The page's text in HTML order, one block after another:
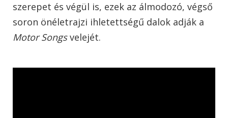
szerepet és végül is, ezek az álmodozó, végső
soron önéletrajzi ihletettségű dalok adják a
Motor Songsvelejét.